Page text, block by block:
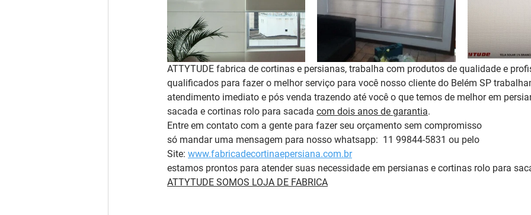
ATTYTUDE fabrica de cortinas e persianas, trabalha com produtos de qualidade e
qualificados para fazer o melhor serviço para você nosso cliente do Belém SP
atendimento imediato e pós venda trazendo até você o que temos de melhor em
sacada e cortinas rolo para sacada com dois anos de garantia.
Entre em contato com a gente para fazer seu orçamento sem compromisso
só mandar uma mensagem para nosso whatsapp:  11 99844-5831 ou pelo
Site: www.fabricadecortinaepersiana.com.br
estamos prontos para atender suas necessidade em persianas e cortinas rolo para
ATTYTUDE SOMOS LOJA DE FABRICA